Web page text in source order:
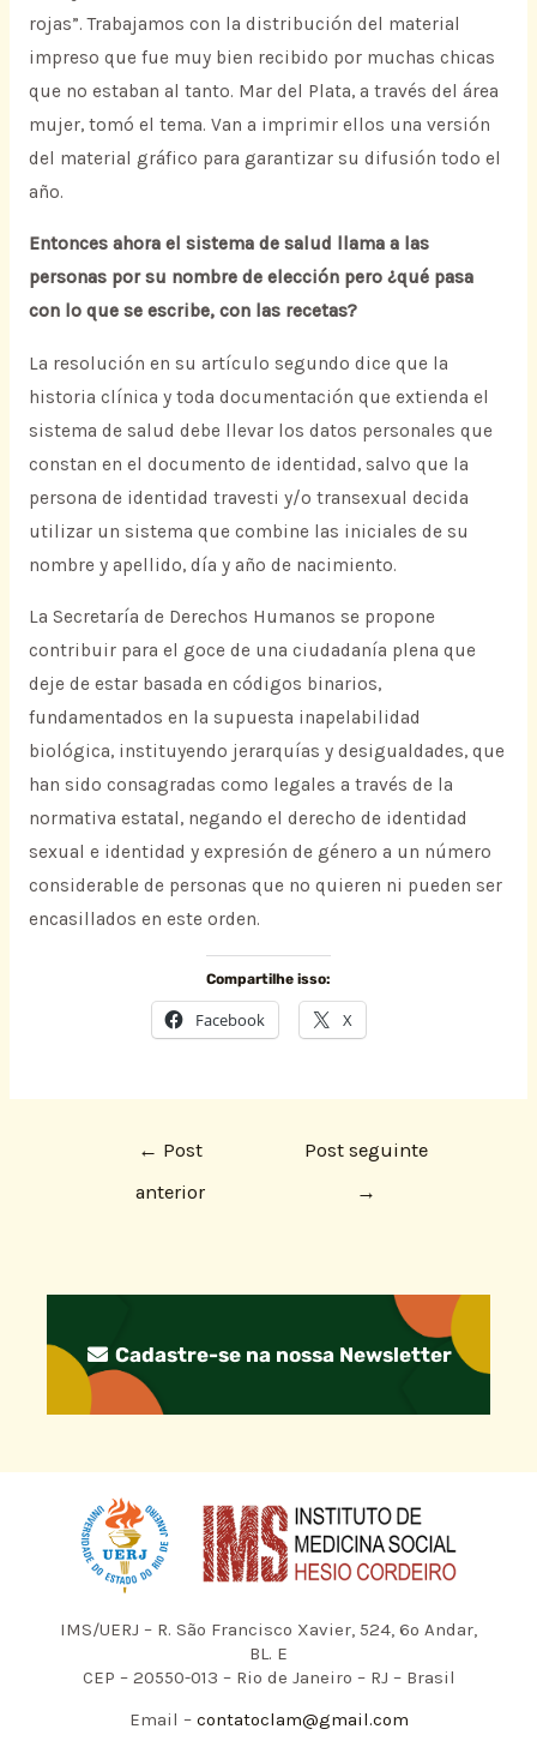
rojas”. Trabajamos con la distribución del material
impreso que fue muy bien recibido por muchas chicas
que no estaban al tanto. Mar del Plata, a través del área
mujer, tomó el tema. Van a imprimir ellos una versión
del material gráfico para garantizar su difusión todo el
año.
Entonces ahora el sistema de salud llama a las
personas por su nombre de elección pero ¿qué pasa
con lo que se escribe, con las recetas?
La resolución en su artículo segundo dice que la
historia clínica y toda documentación que extienda el
sistema de salud debe llevar los datos personales que
constan en el documento de identidad, salvo que la
persona de identidad travesti y/o transexual decida
utilizar un sistema que combine las iniciales de su
nombre y apellido, día y año de nacimiento.
La Secretaría de Derechos Humanos se propone
contribuir para el goce de una ciudadanía plena que
deje de estar basada en códigos binarios,
fundamentados en la supuesta inapelabilidad
biológica, instituyendo jerarquías y desigualdades, que
han sido consagradas como legales a través de la
normativa estatal, negando el derecho de identidad
sexual e identidad y expresión de género a un número
considerable de personas que no quieren ni pueden ser
encasillados en este orden.
Compartilhe isso:
Facebook X
← Post
anterior
Post seguinte
→
Cadastre-se na nossa Newsletter
IMS/UERJ – R. São Francisco Xavier, 524, 6º Andar,
BL. E
CEP – 20550-013 – Rio de Janeiro – RJ – Brasil
Email –contatoclam@gmail.com